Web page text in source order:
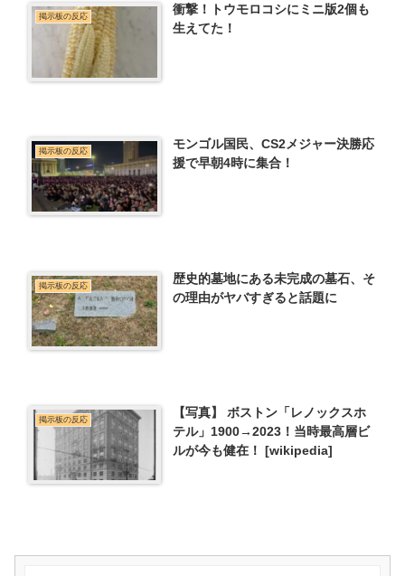
掲示板の反応
衝撃！トウモロコシにミニ版2個も
生えてた！
掲示板の反応
モンゴル国民、CS2メジャー決勝応
援で早朝4時に集合！
掲示板の反応
歴史的墓地にある未完成の墓石、そ
の理由がヤバすぎると話題に
掲示板の反応
【写真】 ボストン「レノックスホ
テル」1900→2023！当時最高層ビ
ルが今も健在！ [wikipedia]